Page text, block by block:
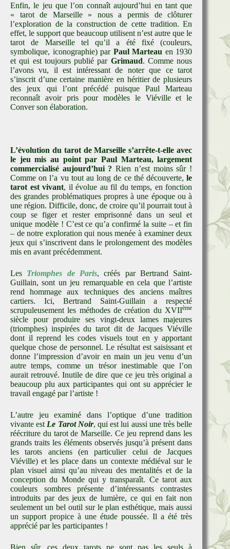
Enfin, le jeu que l’on connaît aujourd’hui en tant que
« tarot de Marseille » nous a permis de clôturer
l’exploration de la construction de cette tradition. En
effet, le support que beaucoup utilisent n’est autre que le
tarot de Marseille tel qu’il a été fixé (couleurs,
symbolique, iconographie) par Paul Marteau en 1930
et qui est toujours publié par Grimaud. Comme nous
l’avons vu, il est intéressant de noter que ce tarot
s’inscrit d’une certaine manière en héritier de plusieurs
des jeux qui l’ont précédé puisque Paul Marteau
reconnaît avoir pris pour modèles le Viéville et le
Conver son élaboration.
L’évolution du tarot de Marseille s’arrête-t-elle avec
le jeu mis au point par Paul Marteau, largement
commercialisé aujourd’hui ? Rien n’est moins sûr !
Comme on l’a vu tout au long de ce thé découverte,le
tarot est vivant, il évolue au fil du temps, en fonction
des grandes problématiques propres à une époque ou à
une région. Difficile, donc, de croire qu’il pourrait tout à
coup se figer et rester emprisonné dans un seul et
unique modèle ! C’est ce qu’a confirmé la suite – et fin
– de notre exploration qui nous menée à examiner deux
jeux qui s’inscrivent dans le prolongement des modèles
mis en avant précédemment.
Les Triomphes de Paris, créés par Bertrand Saint-
Guillain, sont un jeu remarquable en cela que l’artiste
rend hommage aux techniques des anciens maîtres
cartiers. Ici, Bertrand Saint-Guillain a respecté
scrupuleusement les méthodes de création du XVIIème
siècle pour produire ses vingt-deux lames majeures
(triomphes) inspirées du tarot dit de Jacques Viéville
dont il reprend les codes visuels tout en y apportant
quelque chose de personnel. Le résultat est saisissant et
donne l’impression d’avoir en main un jeu venu d’un
autre temps, comme un trésor inestimable que l’on
aurait retrouvé. Inutile de dire que ce jeu très original a
beaucoup plu aux participantes qui ont su apprécier le
travail engagé par l’artiste !
L’autre jeu examiné dans l’optique d’une tradition
vivante est Le Tarot Noir, qui est lui aussi une très belle
réécriture du tarot de Marseille. Ce jeu reprend dans les
grands traits les éléments observés jusqu’à présent dans
les tarots anciens (en particulier celui de Jacques
Viéville) et les place dans un contexte médiéval sur le
plan visuel ainsi qu’au niveau des mentalités et de la
conception du Monde qui y transparaît. Ce tarot aux
couleurs sombres présente d’intéressants contrastes
introduits par des jeux de lumière, ce qui en fait non
seulement un bel outil sur le plan esthétique, mais aussi
un support propice à une étude poussée. Il a été très
apprécié par les participantes !
Bien sûr, ces deux tarots ne sont pas les seuls à